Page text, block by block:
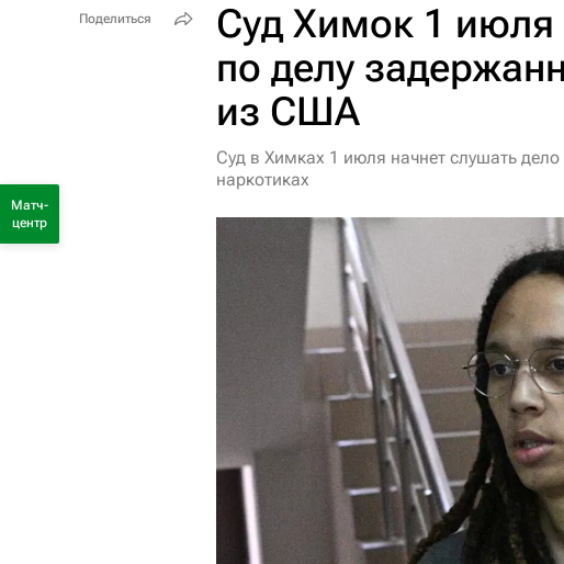
Суд Химок 1 июля
по делу
из США
Суд в Химках 1 июля начнет слушать
наркотиках
Поделиться
Матч-
центр